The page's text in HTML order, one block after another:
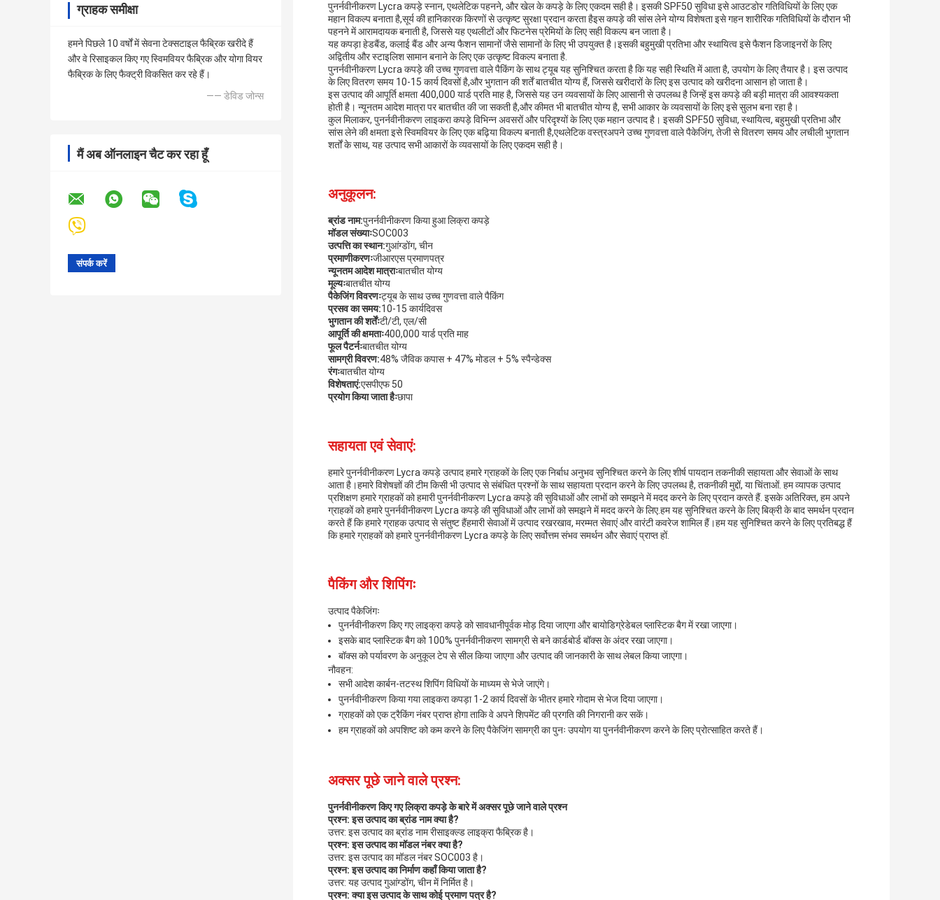
ग्राहक समीक्षा
हमने पिछले 10 वर्षों में सेवना टेक्सटाइल फैब्रिक खरीदे हैं
और वे रिसाइकल किए गए स्विमवियर फैब्रिक और योगा वियर
फैब्रिक के लिए फैक्ट्री विकसित कर रहे हैं।
—— डेविड जोन्स
मैं अब ऑनलाइन चैट कर रहा हूँ
पुनर्नवीनीकरण Lycra कपड़े स्नान, एथलेटिक पहनने, और खेल के कपड़े के लिए एकदम सही है। इसकी SPF50 सुविधा इसे आउटडोर गतिविधियों के लिए एक
महान विकल्प बनाता है,सूर्य की हानिकारक किरणों से उत्कृष्ट सुरक्षा प्रदान करता हैइस कपड़े की सांस लेने योग्य विशेषता इसे गहन शारीरिक गतिविधियों के दौरान भी
पहनने में आरामदायक बनाती है, जिससे यह एथलीटों और फिटनेस प्रेमियों के लिए सही विकल्प बन जाता है।
यह कपड़ा हेडबैंड, कलाई बैंड और अन्य फैशन सामानों जैसे सामानों के लिए भी उपयुक्त है।इसकी बहुमुखी प्रतिभा और स्थायित्व इसे फैशन डिजाइनरों के लिए
अद्वितीय और स्टाइलिश सामान बनाने के लिए एक उत्कृष्ट विकल्प बनाता है.
पुनर्नवीनीकरण Lycra कपड़े की उच्च गुणवत्ता वाले पैकिंग के साथ ट्यूब यह सुनिश्चित करता है कि यह सही स्थिति में आता है, उपयोग के लिए तैयार है। इस उत्पाद
के लिए वितरण समय 10-15 कार्य दिवसों है,और भुगतान की शर्तें बातचीत योग्य हैं, जिससे खरीदारों के लिए इस उत्पाद को खरीदना आसान हो जाता है।
इस उत्पाद की आपूर्ति क्षमता 400,000 यार्ड प्रति माह है, जिससे यह उन व्यवसायों के लिए आसानी से उपलब्ध है जिन्हें इस कपड़े की बड़ी मात्रा की आवश्यकता
होती है। न्यूनतम आदेश मात्रा पर बातचीत की जा सकती है,और कीमत भी बातचीत योग्य है, सभी आकार के व्यवसायों के लिए इसे सुलभ बना रहा है।
कुल मिलाकर, पुनर्नवीनीकरण लाइकरा कपड़े विभिन्न अवसरों और परिदृश्यों के लिए एक महान उत्पाद है। इसकी SPF50 सुविधा, स्थायित्व, बहुमुखी प्रतिभा और
सांस लेने की क्षमता इसे स्विमवियर के लिए एक बढ़िया विकल्प बनाती है,एथलेटिक वस्त्रअपने उच्च गुणवत्ता वाले पैकेजिंग, तेजी से वितरण समय और लचीली भुगतान
शर्तों के साथ, यह उत्पाद सभी आकारों के व्यवसायों के लिए एकदम सही है।
अनुकूलन:
ब्रांड नाम:पुनर्नवीनीकरण किया हुआ लिक्रा कपड़े
मॉडल संख्याःSOC003
उत्पत्ति का स्थान:गुआंग्डोंग, चीन
प्रमाणीकरणःजीआरएस प्रमाणपत्र
न्यूनतम आदेश मात्राःबातचीत योग्य
मूल्यःबातचीत योग्य
पैकेजिंग विवरणःट्यूब के साथ उच्च गुणवत्ता वाले पैकिंग
प्रसव का समय:10-15 कार्यदिवस
भुगतान की शर्तेंःटी/टी, एल/सी
आपूर्ति की क्षमताः400,000 यार्ड प्रति माह
फूल पैटर्नःबातचीत योग्य
सामग्री विवरण:48% जैविक कपास + 47% मोडल + 5% स्पैन्डेक्स
रंगःबातचीत योग्य
विशेषताएं:एसपीएफ 50
प्रयोग किया जाता हैःछापा
सहायता एवं सेवाएं:
हमारे पुनर्नवीनीकरण Lycra कपड़े उत्पाद हमारे ग्राहकों के लिए एक निर्बाध अनुभव सुनिश्चित करने के लिए शीर्ष पायदान तकनीकी सहायता और सेवाओं के साथ
आता है।हमारे विशेषज्ञों की टीम किसी भी उत्पाद से संबंधित प्रश्नों के साथ सहायता प्रदान करने के लिए उपलब्ध है, तकनीकी मुद्दों, या चिंताओं. हम व्यापक उत्पाद
प्रशिक्षण हमारे ग्राहकों को हमारी पुनर्नवीनीकरण Lycra कपड़े की सुविधाओं और लाभों को समझने में मदद करने के लिए प्रदान करते हैं. इसके अतिरिक्त, हम अपने
ग्राहकों को हमारे पुनर्नवीनीकरण Lycra कपड़े की सुविधाओं और लाभों को समझने में मदद करने के लिए.हम यह सुनिश्चित करने के लिए बिक्री के बाद समर्थन प्रदान
करते हैं कि हमारे ग्राहक उत्पाद से संतुष्ट हैंहमारी सेवाओं में उत्पाद रखरखाव, मरम्मत सेवाएं और वारंटी कवरेज शामिल हैं।हम यह सुनिश्चित करने के लिए प्रतिबद्ध हैं
कि हमारे ग्राहकों को हमारे पुनर्नवीनीकरण Lycra कपड़े के लिए सर्वोत्तम संभव समर्थन और सेवाएं प्राप्त हों.
पैकिंग और शिपिंगः
उत्पाद पैकेजिंगः
पुनर्नवीनीकरण किए गए लाइक्रा कपड़े को सावधानीपूर्वक मोड़ दिया जाएगा और बायोडिग्रेडेबल प्लास्टिक बैग में रखा जाएगा।
इसके बाद प्लास्टिक बैग को 100% पुनर्नवीनीकरण सामग्री से बने कार्डबोर्ड बॉक्स के अंदर रखा जाएगा।
बॉक्स को पर्यावरण के अनुकूल टेप से सील किया जाएगा और उत्पाद की जानकारी के साथ लेबल किया जाएगा।
नौवहन:
सभी आदेश कार्बन-तटस्थ शिपिंग विधियों के माध्यम से भेजे जाएंगे।
पुनर्नवीनीकरण किया गया लाइकरा कपड़ा 1-2 कार्य दिवसों के भीतर हमारे गोदाम से भेज दिया जाएगा।
ग्राहकों को एक ट्रैकिंग नंबर प्राप्त होगा ताकि वे अपने शिपमेंट की प्रगति की निगरानी कर सकें।
हम ग्राहकों को अपशिष्ट को कम करने के लिए पैकेजिंग सामग्री का पुनः उपयोग या पुनर्नवीनीकरण करने के लिए प्रोत्साहित करते हैं।
अक्सर पूछे जाने वाले प्रश्न:
पुनर्नवीनीकरण किए गए लिक्रा कपड़े के बारे में अक्सर पूछे जाने वाले प्रश्न
प्रश्न: इस उत्पाद का ब्रांड नाम क्या है?
उत्तर: इस उत्पाद का ब्रांड नाम रीसाइक्ल्ड लाइक्रा फैब्रिक है।
प्रश्न: इस उत्पाद का मॉडल नंबर क्या है?
उत्तर: इस उत्पाद का मॉडल नंबर SOC003 है।
प्रश्न: इस उत्पाद का निर्माण कहाँ किया जाता है?
उत्तर: यह उत्पाद गुआंग्डोंग, चीन में निर्मित है।
प्रश्न: क्या इस उत्पाद के साथ कोई प्रमाण पत्र है?